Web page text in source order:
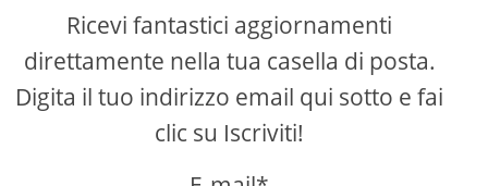
Ricevi fantastici aggiornamenti
direttamente nella tua casella di posta.
Digita il tuo indirizzo email qui sotto e fai
clic su Iscriviti!